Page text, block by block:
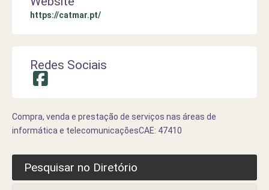
https://catmar.pt/
Redes Sociais
Compra, venda e prestação de serviços nas áreas de
informática e telecomunicaçõesCAE: 47410
Pesquisar no Diretório